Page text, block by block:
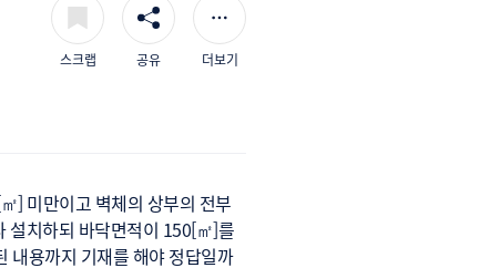
스크랩 공유 더보기
] 미만이고 벽체의 상부의 전부
설치하되 바닥면적이 150[㎡]를
내용까지 기재를 해야 정답일까